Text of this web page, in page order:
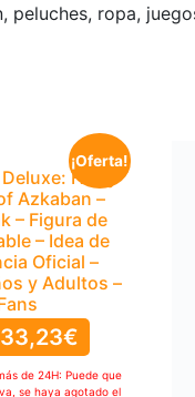
peluches, ropa,
¡Oferta!
Harry
Azkaban –
– Figura de
– Idea de
Oficial –
y Adultos –
33,23€
de 24H: Puede que
se haya agotado el